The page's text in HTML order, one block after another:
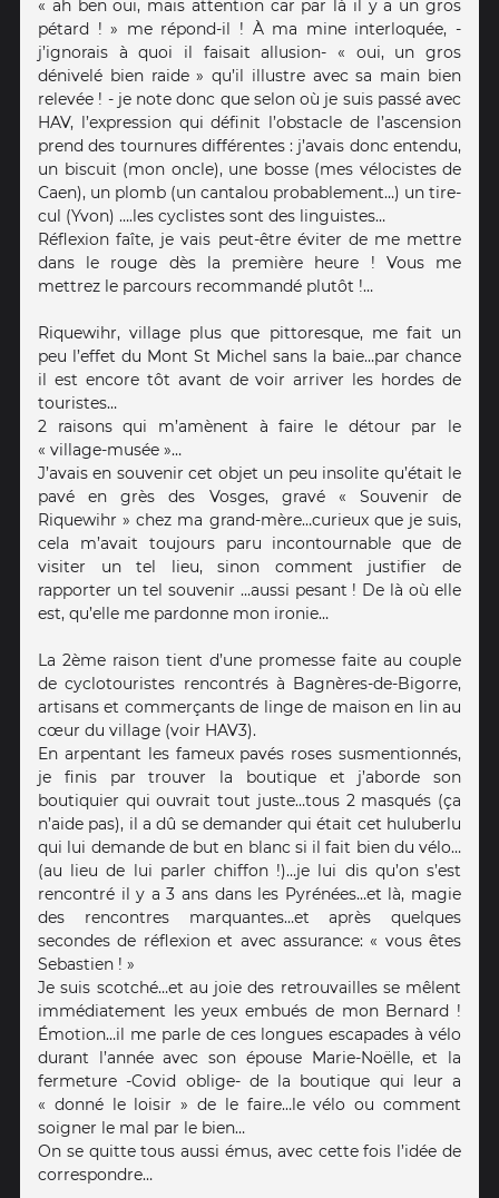
« ah ben oui, mais attention car par là il y a un gros
pétard ! » me répond-il ! À ma mine interloquée, -
j’ignorais à quoi il faisait allusion- « oui, un gros
dénivelé bien raide » qu’il illustre avec sa main bien
relevée ! - je note donc que selon où je suis passé avec
HAV, l’expression qui définit l’obstacle de l’ascension
prend des tournures différentes : j’avais donc entendu,
un biscuit (mon oncle), une bosse (mes vélocistes de
Caen), un plomb (un cantalou probablement…) un tire-
cul (Yvon) ….les cyclistes sont des linguistes…
Réflexion faîte, je vais peut-être éviter de me mettre
dans le rouge dès la première heure ! Vous me
mettrez le parcours recommandé plutôt !…
Riquewihr, village plus que pittoresque, me fait un
peu l’effet du Mont St Michel sans la baie…par chance
il est encore tôt avant de voir arriver les hordes de
touristes…
2 raisons qui m’amènent à faire le détour par le
« village-musée »…
J’avais en souvenir cet objet un peu insolite qu’était le
pavé en grès des Vosges, gravé « Souvenir de
Riquewihr » chez ma grand-mère…curieux que je suis,
cela m’avait toujours paru incontournable que de
visiter un tel lieu, sinon comment justifier de
rapporter un tel souvenir …aussi pesant ! De là où elle
est, qu’elle me pardonne mon ironie…
La 2ème raison tient d’une promesse faite au couple
de cyclotouristes rencontrés à Bagnères-de-Bigorre,
artisans et commerçants de linge de maison en lin au
cœur du village (voir HAV3).
En arpentant les fameux pavés roses susmentionnés,
je finis par trouver la boutique et j’aborde son
boutiquier qui ouvrait tout juste…tous 2 masqués (ça
n’aide pas), il a dû se demander qui était cet huluberlu
qui lui demande de but en blanc si il fait bien du vélo…
(au lieu de lui parler chiffon !)…je lui dis qu’on s’est
rencontré il y a 3 ans dans les Pyrénées…et là, magie
des rencontres marquantes…et après quelques
secondes de réflexion et avec assurance: « vous êtes
Sebastien ! »
Je suis scotché…et au joie des retrouvailles se mêlent
immédiatement les yeux embués de mon Bernard !
Émotion…il me parle de ces longues escapades à vélo
durant l’année avec son épouse Marie-Noëlle, et la
fermeture -Covid oblige- de la boutique qui leur a
« donné le loisir » de le faire…le vélo ou comment
soigner le mal par le bien…
On se quitte tous aussi émus, avec cette fois l’idée de
correspondre…